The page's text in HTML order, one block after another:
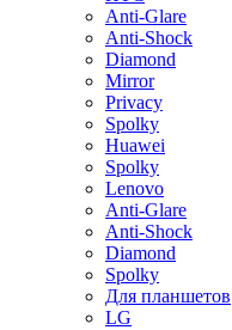
Anti-Glare
Anti-Shock
Diamond
Mirror
Privacy
Spolky
Huawei
Spolky
Lenovo
Anti-Glare
Anti-Shock
Diamond
Spolky
Для планшетов
LG